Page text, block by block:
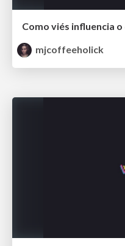
Como viés influencia
mjcoffeeholick